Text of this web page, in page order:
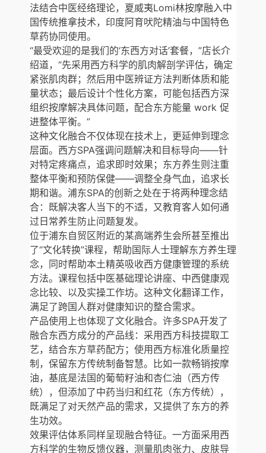
法结合中医经络理论，夏威夷Lomi林按摩融入中
国传统推拿技术，印度阿育吠陀精油与中国特色
草药协同使用。
“最受欢迎的是我们的‘东西方对话’套餐，”店长介
绍道，“先采用西方科学的肌肉解剖学评估，确定
紧张肌肉群；然后用中医辨证方法判断体质和能
量状态；最后设计个性化方案，可能包括西方深
组织按摩解决具体问题，配合东方能量 work 促
进整体平衡。”
这种文化融合不仅体现在技术上，更延伸到理念
层面。西方SPA强调问题解决和目标导向——针
对特定疼痛点，追求即时效果；东方养生则注重
整体平衡和预防保健——调整全身气血，追求长
期和谐。浦东SPA的创新之处在于将两种理念结
合：既解决客人当下的不适，又教育客人如何通
过日常养生防止问题复发。
位于浦东自贸区附近的某高端养生会所甚至推出
了“文化转换”课程，帮助国际人士理解东方养生理
念，同时帮助本土精英吸收西方健康管理的系统
方法。课程包括中医基础理论讲座、中西健康观
念比较、以及实操工作坊。这种文化翻译工作，
满足了跨国人群对健康知识的整合需求。
产品使用上也体现了文化融合。许多SPA开发了
融合东西方成分的产品线：采用西方科技提取工
艺，结合东方草药配方；使用西方标准化质量控
制，保留东方传统制备智慧。比如一款畅销按摩
油，基底是法国的葡萄籽油和杏仁油（西方传
统），但添加了中药当归和红花（东方传统），
既满足了对天然产品的需求，又提供了东方的养
生功效。
效果评估体系同样呈现融合特征。一方面采用西
方科学的生物反馈仪器，测量肌肉张力、皮肤导